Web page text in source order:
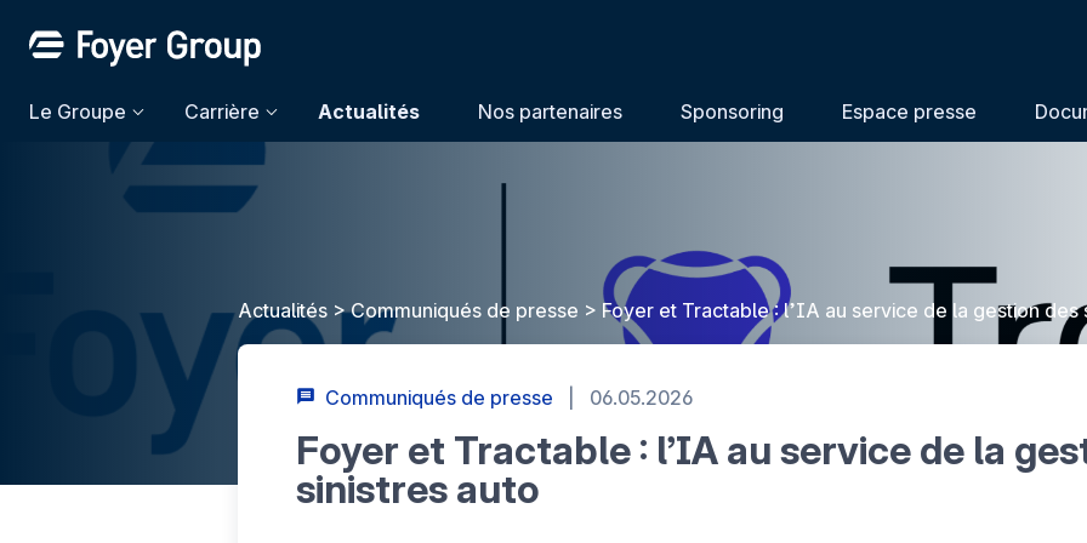
Le Groupe Carrière Actualités Nos partenaires Sponsoring Espace presse
Actualités >Communiqués de presse > Foyer et Tractable : l’IA au service de la gestion des
Communiqués de presse 06.05.2026
Foyer et Tractable : l’IA au service de la
sinistres auto